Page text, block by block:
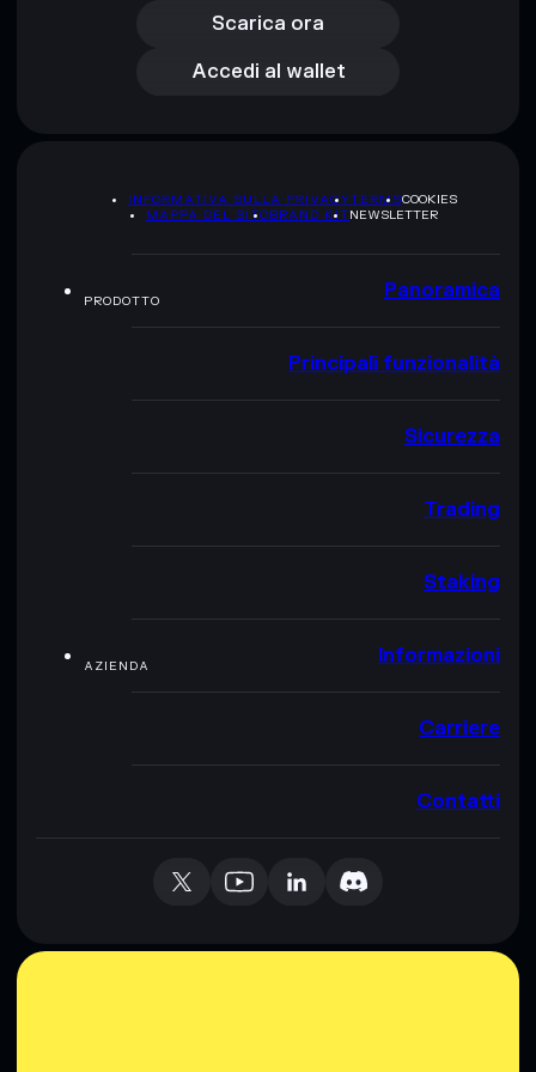
Scarica ora
Accedi al wallet
Accedi al wallet
INFORMATIVA SULLA PRIVACYTERMSCOOKIES
MAPPA DEL SITOBRAND KITNEWSLETTER
PRODOTTO Panoramica
Principali funzionalità
Sicurezza
Trading
Staking
AZIENDA Informazioni
Carriere
Contatti